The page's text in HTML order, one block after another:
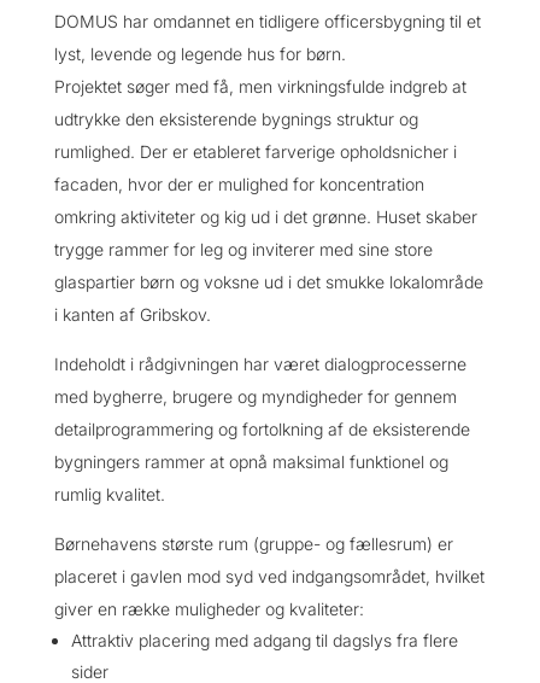
DOMUS har omdannet en tidligere officersbygning til et
lyst, levende og legende hus for børn.
Projektet søger med få, men virkningsfulde indgreb at
udtrykke den eksisterende bygnings struktur og
rumlighed. Der er etableret farverige opholdsnicher i
facaden, hvor der er mulighed for koncentration
omkring aktiviteter og kig ud i det grønne. Huset skaber
trygge rammer for leg og inviterer med sine store
glaspartier børn og voksne ud i det smukke lokalområde
i kanten af Gribskov.
Indeholdt i rådgivningen har været dialogprocesserne
med bygherre, brugere og myndigheder for gennem
detailprogrammering og fortolkning af de eksisterende
bygningers rammer at opnå maksimal funktionel og
rumlig kvalitet.
Børnehavens største rum (gruppe- og fællesrum) er
placeret i gavlen mod syd ved indgangsområdet, hvilket
giver en række muligheder og kvaliteter:
Attraktiv placering med adgang til dagslys fra flere
sider